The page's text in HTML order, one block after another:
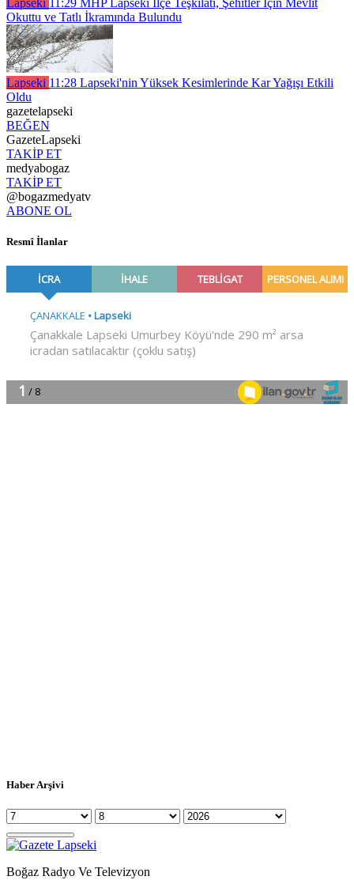
Okuttu ve Tatlı İkramında Bulundu
Lapseki 11:28 Lapseki'nin Yüksek Kesimlerinde Kar Yağışı Etkili
Oldu
gazetelapseki
BEĞEN
GazeteLapseki
TAKİP ET
medyabogaz
TAKİP ET
@bogazmedyatv
ABONE OL
Resmî İlanlar
Haber Arşivi
Boğaz Radyo Ve Televizyon